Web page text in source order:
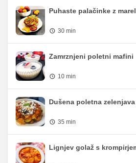
Puhaste palačinke z
30 min
Zamrznjeni poletni mafini
10 min
Dušena poletna zelenjava
35 min
Lignjev golaž s